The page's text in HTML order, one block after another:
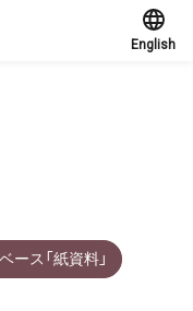
English
ス「紙資料」